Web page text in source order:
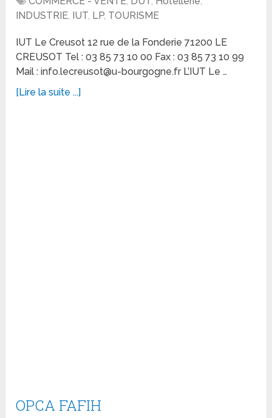
INDUSTRIE, IUT, LP, TOURISME
IUT Le Creusot 12 rue de la Fonderie 71200 LE
CREUSOT Tel : 03 85 73 10 00 Fax : 03 85 73 10 99
Mail : info.lecreusot@u-bourgogne.fr L’IUT Le …
[Lire la suite ...]
OPCA FAFIH